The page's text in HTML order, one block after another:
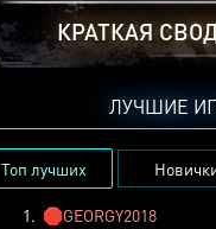
КРАТКАЯ
ЛУЧШИЕ
Топ лучших
1. 🛑GEORGY2018